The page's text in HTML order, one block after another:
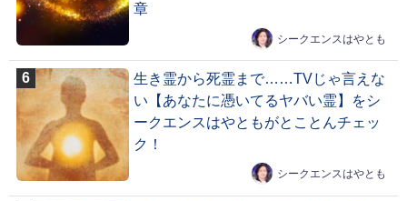
章
シークエンスはやとも
生き霊から死霊まで……TVじゃ言えな
い【あなたに憑いてるヤバい霊】をシ
ークエンスはやともがとことんチェッ
ク！
シークエンスはやとも